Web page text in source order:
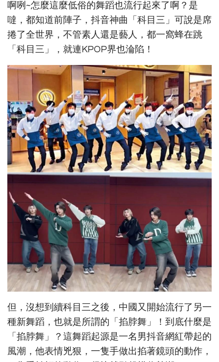
啊咧~怎麼這麼低俗的舞蹈也流行起來了啊？是
噠，都知道前陣子，抖音神曲「科目三」可說是席
捲了全世界，不管素人還是藝人，都一窩蜂在跳
「科目三」，就連KPOP界也淪陷！
但，沒想到續科目三之後，中國又開始流行了另一
種新舞蹈，也就是所謂的「掐脖舞」！到底什麼是
「掐脖舞」？這舞蹈起源是一名男抖音網紅帶起的
風潮，他表情兇狠，一隻手做出掐著鏡頭的動作，